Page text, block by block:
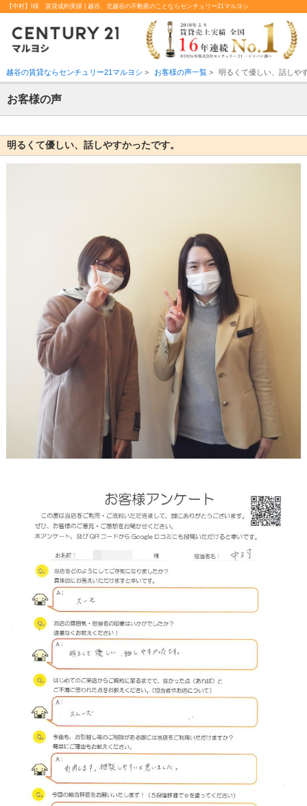
【中村】I様 賃貸成約実績 | 越谷、北越谷の不動産のことならセンチュリー21マルヨシ
越谷の賃貸ならセンチュリー21マルヨシ > お客様の声一覧> 明るくて優しい、話しや
お客様の声
明るくて優しい、話しやすかったです。